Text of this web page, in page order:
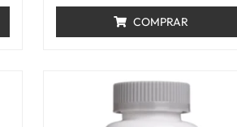
COMPRAR